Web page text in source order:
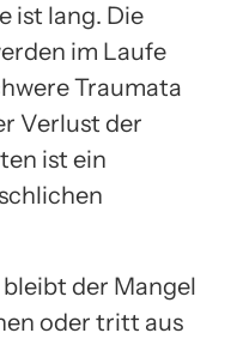
ist lang. Die
im Laufe
Traumata
Verlust der
ist ein
der Mangel
oder tritt aus